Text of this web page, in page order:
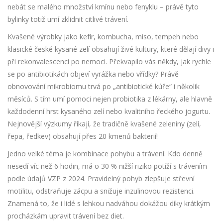
nebát se malého množství kmínu nebo fenyklu – právě tyto
bylinky totiž umí zklidnit citlivé trávení.
Kvašené výrobky jako kefír, kombucha, miso, tempeh nebo
klasické české kysané zelí obsahují živé kultury, které dělají divy i
při rekonvalescenci po nemoci. Překvapilo vás někdy, jak rychle
se po antibiotikách objeví vyrážka nebo vřídky? Právě
obnovování mikrobiomu trvá po „antibiotické kúře“ i několik
měsíců. S tím umí pomoci nejen probiotika z lékárny, ale hlavně
každodenní hrst kysaného zelí nebo kvalitního řeckého jogurtu.
Nejnovější výzkumy říkají, že tradičně kvašené zeleniny (zelí,
řepa, ředkev) obsahují přes 20 kmenů bakterií!
Jedno velké téma je kombinace pohybu a trávení. Kdo denně
nesedí víc než 6 hodin, má o 30 % nižší riziko potíží s trávením
podle údajů VZP z 2024. Pravidelný pohyb zlepšuje střevní
motilitu, odstraňuje zácpu a snižuje inzulinovou rezistenci.
Znamená to, že i lidé s lehkou nadváhou dokážou díky krátkým
procházkám upravit trávení bez diet.